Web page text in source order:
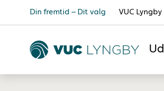
Din fremtid – Dit valg VUC Lyngby